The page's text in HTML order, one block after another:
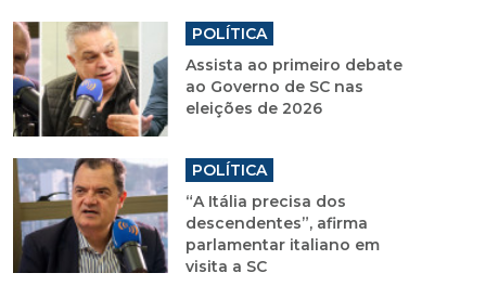
POLÍTICA
Assista ao primeiro debate
ao Governo de SC nas
eleições de 2026
POLÍTICA
“A Itália precisa dos
descendentes”, afirma
parlamentar italiano em
visita a SC